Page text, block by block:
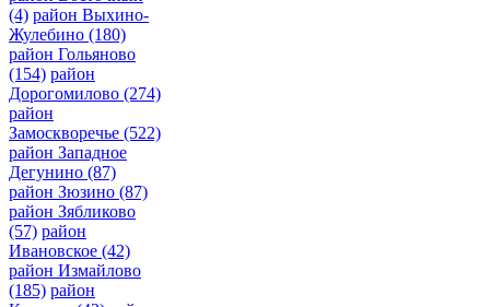
(4) район Выхино-
Жулебино (180)
район Гольяново
(154) район
Дорогомилово (274)
район
Замоскворечье (522)
район Западное
Дегунино (87)
район Зюзино (87)
район Зябликово
(57) район
Ивановское (42)
район Измайлово
(185) район